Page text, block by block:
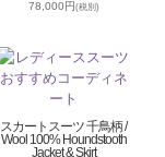
78,000円(税別)
スカートスーツ 千鳥柄 /
Wool 100% Houndstooth
Jacket & Skirt